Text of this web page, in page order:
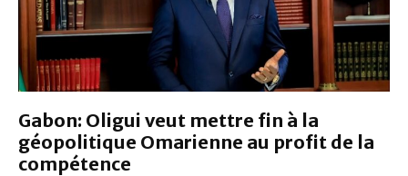
Gabon: Oligui veut mettre fin à la
géopolitique Omarienne au profit de la
compétence